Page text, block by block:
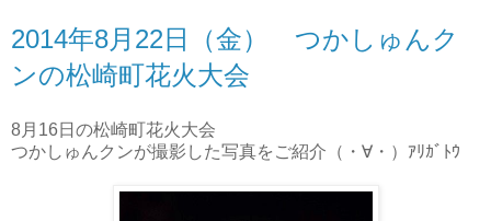
2014年8月22日（金） つかしゅんク
ンの松崎町花火大会
8月16日の松崎町花火大会
つかしゅんクンが撮影した写真をご紹介（・∀・）ｱﾘｶﾞﾄｳ